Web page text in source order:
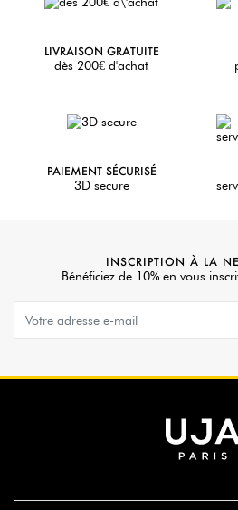
LIVRAISON GRATUITE
dès 200€ d'achat
PAIEMENT SÉCURISÉ
3D secure
INSCRIPTION À LA
Bénéficiez de 10% en vous